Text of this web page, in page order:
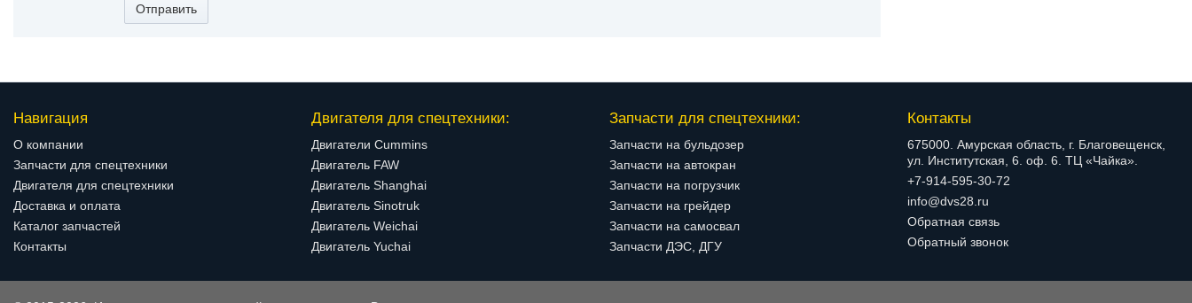
Отправить
Навигация
О компании
Запчасти для спецтехники
Двигателя для спецтехники
Доставка и оплата
Каталог запчастей
Контакты
Двигателя для спецтехники:
Двигатели Cummins
Двигатель FAW
Двигатель Shanghai
Двигатель Sinotruk
Двигатель Weichai
Двигатель Yuchai
Запчасти для спецтехники:
Запчасти на бульдозер
Запчасти на автокран
Запчасти на погрузчик
Запчасти на грейдер
Запчасти на самосвал
Запчасти ДЭС, ДГУ
Контакты
675000. Амурская область, г. Благовещенск,
ул. Институтская, 6. оф. 6. ТЦ «Чайка».
+7-914-595-30-72
info@dvs28.ru
Обратная связь
Обратный звонок